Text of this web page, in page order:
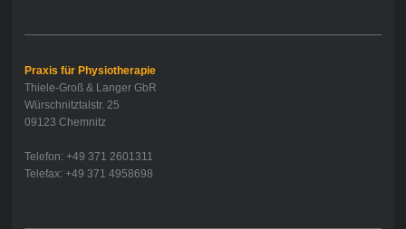
Praxis für Physiotherapie
Thiele-Groß & Langer GbR
Würschnitztalstr. 25
09123 Chemnitz
Telefon: +49 371 2601311
Telefax: +49 371 4958698